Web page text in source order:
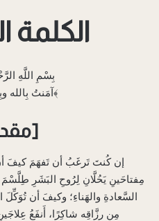
الكلمة
‌بِسْمِ اللَّهِ
‌﴿آمَنتُ بِالله وبِاليَومِ الآخِرِ﴾
[مقدمة]
إن كُنتَ تَرغَبُ أن تَفهَمَ كيفَ أنَّ
مِفتاحَينِ يَحُلَّانِ لِرُوحِ البَشَرِ طِلَّسْمَ
السَّعادةِ والهَناءِ؛ وكيفَ أن تُوَكِّلَ
مِن رزَّاقِه شاكِرًا، أَنفَعُ